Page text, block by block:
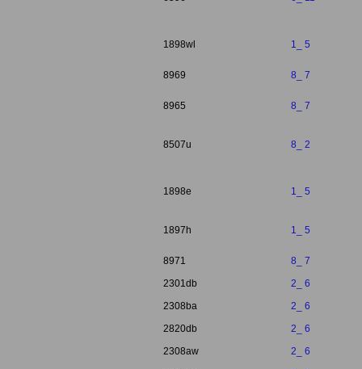
1898wl 1_ 5
8969 8_ 7
8965 8_ 7
8507u 8_ 2
1898e 1_ 5
1897h 1_ 5
8971
8_ 7
2301db
2_ 6
2308ba
2_ 6
2820db
2_ 6
2308aw
2_ 6